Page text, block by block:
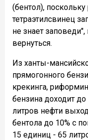
(бентол),
тетраэтилсвинец
не знает
вернуться.
Из ханты-
прямогонного
крекинга,
бензина доходит
литров нефти
бентола до 10% с
15 единиц - 65